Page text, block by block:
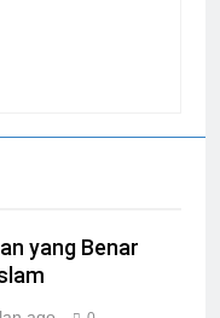
yang Benar